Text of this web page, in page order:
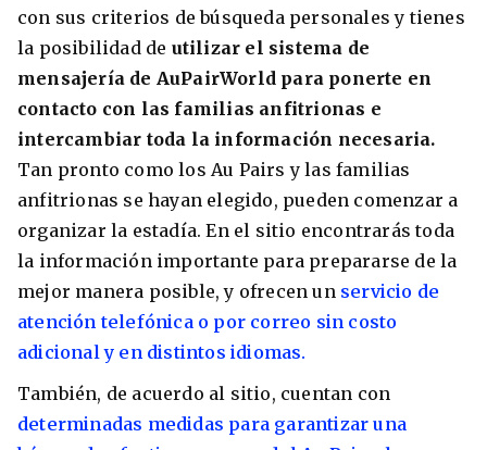
con sus criterios de búsqueda personales y tienes
la posibilidad de utilizar el sistema de
mensajería de AuPairWorld para ponerte en
contacto con las familias anfitrionas e
intercambiar toda la información necesaria.
Tan pronto como los Au Pairs y las familias
anfitrionas se hayan elegido, pueden comenzar a
organizar la estadía. En el sitio encontrarás toda
la información importante para prepararse de la
mejor manera posible, y ofrecen un servicio de
atención telefónica o por correo sin costo
adicional y en distintos idiomas.
También, de acuerdo al sitio, cuentan con
determinadas medidas para garantizar una